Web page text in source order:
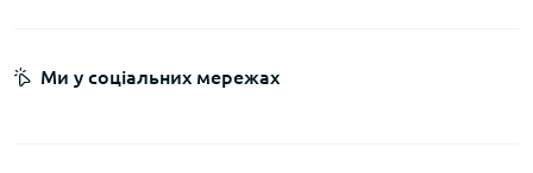
Ми у соціальних мережах